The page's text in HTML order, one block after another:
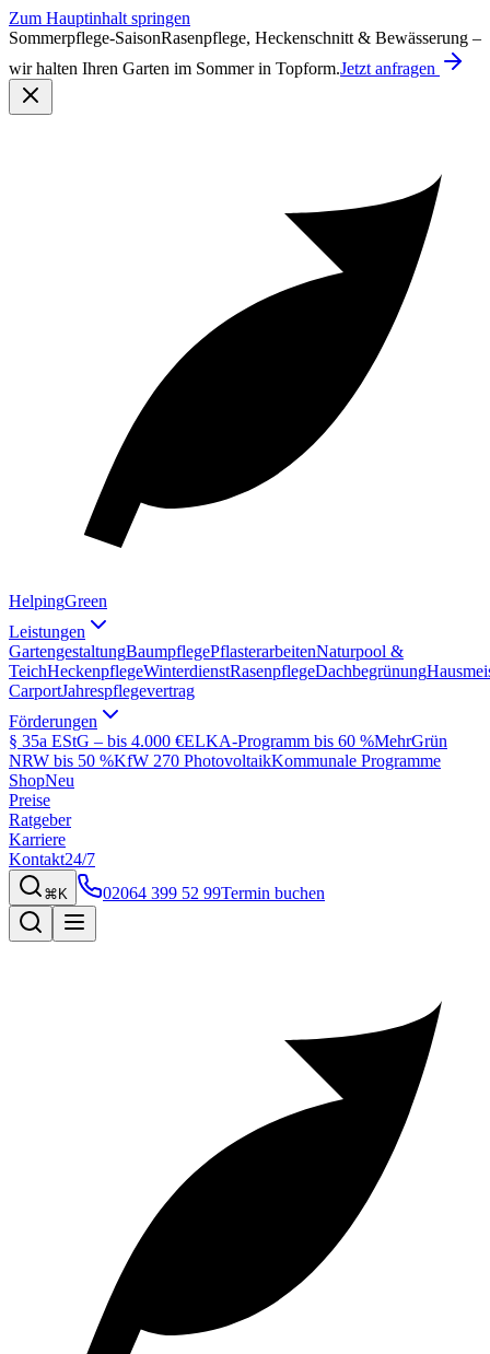
Zum Hauptinhalt springen
Sommerpflege-SaisonRasenpflege, Heckenschnitt & Bewässerung –
wir halten Ihren Garten im Sommer in Topform.Jetzt anfragen
HelpingGreen
Leistungen
GartengestaltungBaumpflegePflasterarbeitenNaturpool &
TeichHeckenpflegeWinterdienstRasenpflegeDachbegrünung
CarportJahrespflegevertrag
Förderungen
§ 35a EStG – bis 4.000 €ELKA-Programm bis 60 %MehrGrün
NRW bis 50 %KfW 270 PhotovoltaikKommunale Programme
ShopNeu
Preise
Ratgeber
Karriere
Kontakt24/7
⌘K 02064 399 52 99Termin buchen